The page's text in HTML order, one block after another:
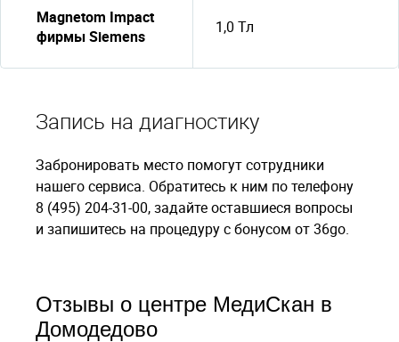
Magnetom Impact
фирмы Siemens
1,0 Тл
Запись на диагностику
Забронировать место помогут сотрудники
нашего сервиса. Обратитесь к ним по телефону
8 (495) 204-31-00, задайте оставшиеся вопросы
и запишитесь на процедуру с бонусом от 36go.
Отзывы о центре МедиСкан в
Домодедово